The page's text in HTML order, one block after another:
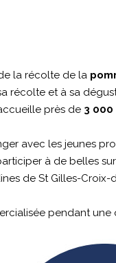
la récolte de la
récolte et à sa
près de 3 000
avec les jeunes
à de belles
de St Gilles-Croix-
pendant une